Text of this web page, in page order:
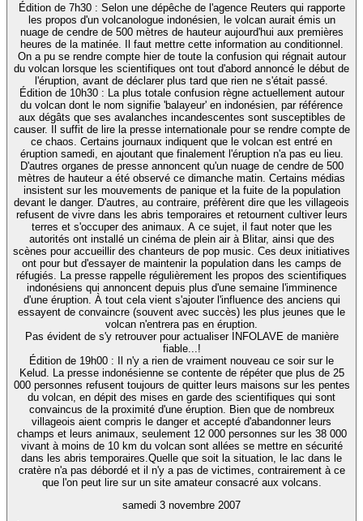
Édition de 7h30 : Selon une dépêche de l'agence Reuters qui rapporte
les propos d'un volcanologue indonésien, le volcan aurait émis un
nuage de cendre de 500 mètres de hauteur aujourd'hui aux premières
heures de la matinée. Il faut mettre cette information au conditionnel.
On a pu se rendre compte hier de toute la confusion qui régnait autour
du volcan lorsque les scientifiques ont tout d'abord annoncé le début de
l'éruption, avant de déclarer plus tard que rien ne s'était passé.
Édition de 10h30 : La plus totale confusion règne actuellement autour
du volcan dont le nom signifie 'balayeur' en indonésien, par référence
aux dégâts que ses avalanches incandescentes sont susceptibles de
causer. Il suffit de lire la presse internationale pour se rendre compte de
ce chaos. Certains journaux indiquent que le volcan est entré en
éruption samedi, en ajoutant que finalement l'éruption n'a pas eu lieu.
D'autres organes de presse annoncent qu'un nuage de cendre de 500
mètres de hauteur a été observé ce dimanche matin. Certains médias
insistent sur les mouvements de panique et la fuite de la population
devant le danger. D'autres, au contraire, préfèrent dire que les villageois
refusent de vivre dans les abris temporaires et retournent cultiver leurs
terres et s'occuper des animaux. A ce sujet, il faut noter que les
autorités ont installé un cinéma de plein air à Blitar, ainsi que des
scènes pour accueillir des chanteurs de pop music. Ces deux initiatives
ont pour but d'essayer de maintenir la population dans les camps de
réfugiés. La presse rappelle régulièrement les propos des scientifiques
indonésiens qui annoncent depuis plus d'une semaine l'imminence
d'une éruption. À tout cela vient s'ajouter l'influence des anciens qui
essayent de convaincre (souvent avec succès) les plus jeunes que le
volcan n'entrera pas en éruption.
Pas évident de s'y retrouver pour actualiser INFOLAVE de manière
fiable...!
Édition de 19h00 : Il n'y a rien de vraiment nouveau ce soir sur le
Kelud. La presse indonésienne se contente de répéter que plus de 25
000 personnes refusent toujours de quitter leurs maisons sur les pentes
du volcan, en dépit des mises en garde des scientifiques qui sont
convaincus de la proximité d'une éruption. Bien que de nombreux
villageois aient compris le danger et accepté d'abandonner leurs
champs et leurs animaux, seulement 12 000 personnes sur les 38 000
vivant à moins de 10 km du volcan sont allées se mettre en sécurité
dans les abris temporaires.Quelle que soit la situation, le lac dans le
cratère n'a pas débordé et il n'y a pas de victimes, contrairement à ce
que l'on peut lire sur un site amateur consacré aux volcans.
samedi 3 novembre 2007